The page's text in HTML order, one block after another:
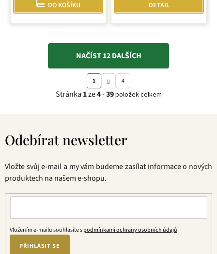
DO KOŠÍKU DETAIL
O
v
l
a
c
p
k
v
ý
NAČÍST 12 DALŠÍCH
S
t
r
o
á
1 4
Stránka 1ze4-39položek celkem
Odebírat newsletter
Vložte svůj e-mail a my vám budeme zasílat informace o nových
produktech na našem e-shopu.
Vložením e-mailu souhlasíte spodmínkami ochrany osobních údajů
PŘIHLÁSIT SE